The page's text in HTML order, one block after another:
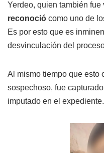
Yerdeo, quien también
reconoció como uno de
Es por esto que es
desvinculación del
Al mismo tiempo que esto
sospechoso, fue
imputado en el expediente.